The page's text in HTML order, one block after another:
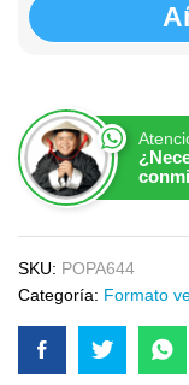
SKU: POPA644
Categoría: Formato